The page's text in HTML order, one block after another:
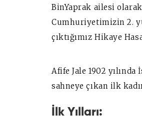
BinYaprak ailesi
Cumhuriyetimizin 2.
çıktığımız Hikaye
Afife Jale 1902
sahneye çıkan ilk
İlk Yılları: